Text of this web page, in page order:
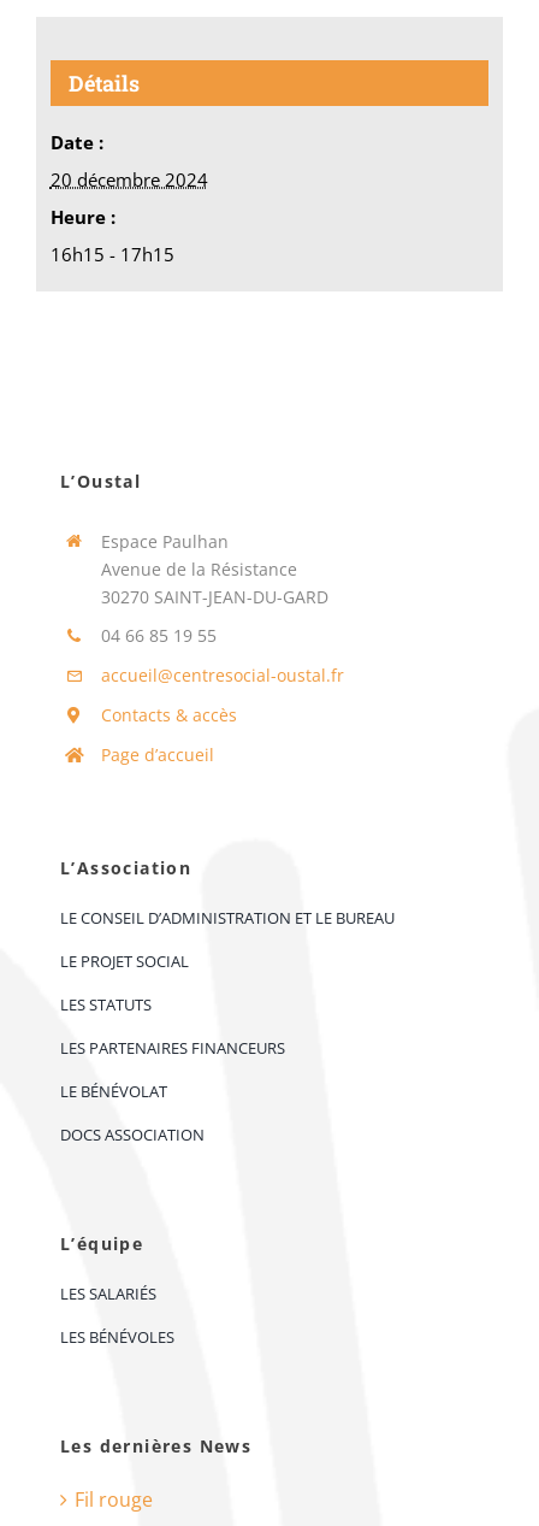
Détails
Date :
20 décembre 2024
Heure :
16h15 - 17h15
L’Oustal
Espace Paulhan
Avenue de la Résistance
30270 SAINT-JEAN-DU-GARD
04 66 85 19 55
accueil@centresocial-oustal.fr
Contacts & accès
Page d’accueil
L’Association
LE CONSEIL D’ADMINISTRATION ET LE BUREAU
LE PROJET SOCIAL
LES STATUTS
LES PARTENAIRES FINANCEURS
LE BÉNÉVOLAT
DOCS ASSOCIATION
L’équipe
LES SALARIÉS
LES BÉNÉVOLES
Les dernières News
Fil rouge